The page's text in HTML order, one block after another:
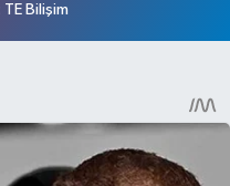
TE Bilişim